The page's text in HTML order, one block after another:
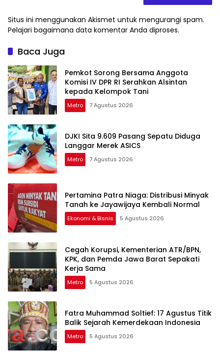
Situs ini menggunakan Akismet untuk mengurangi spam.
Pelajari bagaimana data komentar Anda diproses.
Baca Juga
Pemkot Sorong Bersama Anggota
Komisi IV DPR RI Serahkan Alsintan
kepada Kelompok Tani
Metro 7 Agustus 2026
DJKI Sita 9.609 Pasang Sepatu Diduga
Langgar Merek ASICS
Metro 7 Agustus 2026
Pertamina Patra Niaga: Distribusi Minyak
Tanah ke Jayawijaya Kembali Normal
Ekonomi & Bisnis 5 Agustus 2026
Cegah Korupsi, Kementerian ATR/BPN,
KPK, dan Pemda Jawa Barat Sepakati
Kerja Sama
Metro 5 Agustus 2026
Fatra Muhammad Soltief: 17 Agustus Titik
Balik Sejarah Kemerdekaan Indonesia
Metro 5 Agustus 2026